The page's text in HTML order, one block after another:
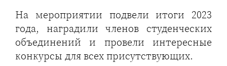
На мероприятии подвели итоги 2023
года, наградили членов студенческих
объединений и провели интересные
конкурсы для всех присутствующих.